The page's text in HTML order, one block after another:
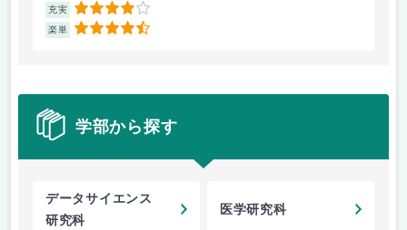
充実 4
楽単 4.5
学部から探す
データサイエンス
研究科
医学研究科